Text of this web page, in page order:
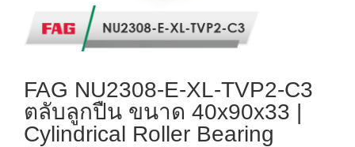
FAG NU2308-E-XL-TVP2-C3
ตลับลูกปืน ขนาด 40x90x33 |
Cylindrical Roller Bearing